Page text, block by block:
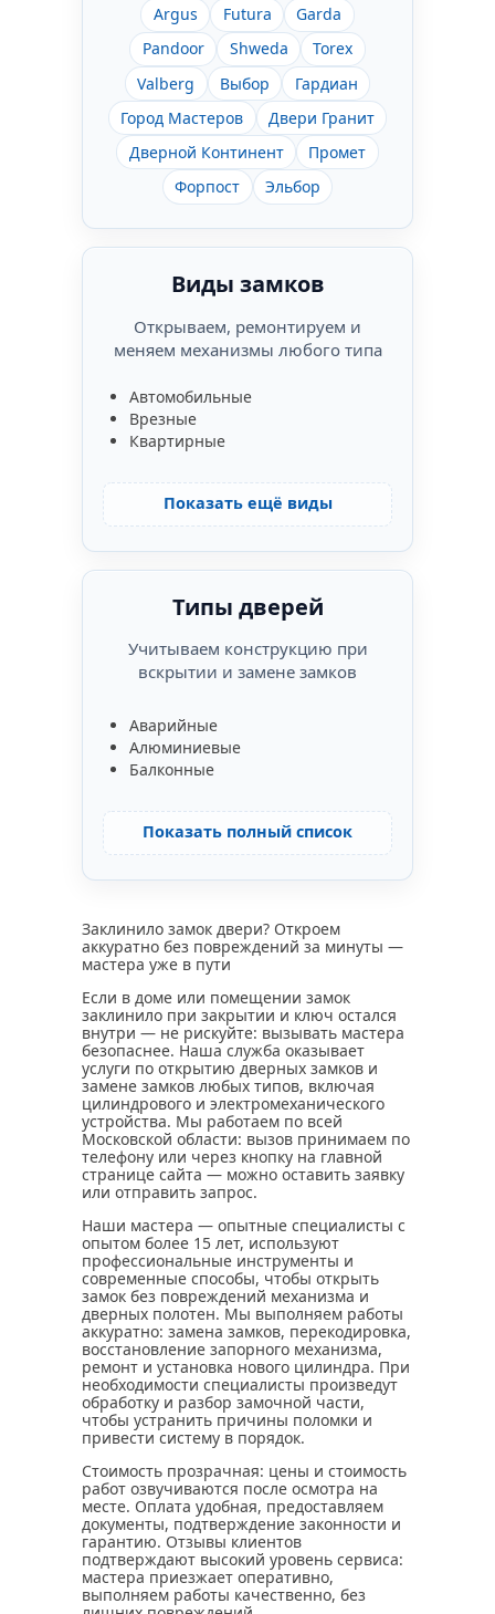
Argus Futura
Garda
Pandoor
Shweda
Torex
Valberg
Выбор
Гардиан
Город Мастеров
Двери Гранит
Дверной Континент
Промет
Форпост
Эльбор
Виды замков
Открываем, ремонтируем и
меняем механизмы любого типа
Автомобильные
Врезные
Квартирные
Показать ещё виды
Типы дверей
Учитываем конструкцию при
вскрытии и замене замков
Аварийные
Алюминиевые
Балконные
Показать полный список
Заклинило замок двери? Откроем
аккуратно без повреждений за минуты —
мастера уже в пути
Если в доме или помещении замок
заклинило при закрытии и ключ остался
внутри — не рискуйте: вызывать мастера
безопаснее. Наша служба оказывает
услуги по открытию дверных замков и
замене замков любых типов, включая
цилиндрового и электромеханического
устройства. Мы работаем по всей
Московской области: вызов принимаем по
телефону или через кнопку на главной
странице сайта — можно оставить заявку
или отправить запрос.
Наши мастера — опытные специалисты с
опытом более 15 лет, используют
профессиональные инструменты и
современные способы, чтобы открыть
замок без повреждений механизма и
дверных полотен. Мы выполняем работы
аккуратно: замена замков, перекодировка,
восстановление запорного механизма,
ремонт и установка нового цилиндра. При
необходимости специалисты произведут
обработку и разбор замочной части,
чтобы устранить причины поломки и
привести систему в порядок.
Стоимость прозрачная: цены и стоимость
работ озвучиваются после осмотра на
месте. Оплата удобная, предоставляем
документы, подтверждение законности и
гарантию. Отзывы клиентов
подтверждают высокий уровень сервиса:
мастера приезжает оперативно,
выполняем работы качественно, без